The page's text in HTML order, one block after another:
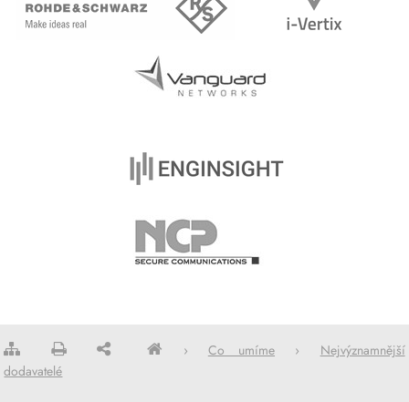
› Co umíme ›
Nejvýznamnější
dodavatelé